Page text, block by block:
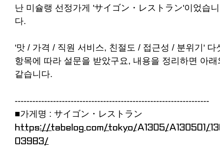
난 미슐랭 선정가게 'サイゴン・レストラン'이었습니
다.
'맛 / 가격 / 직원 서비스, 친절도 / 접근성 / 분위기' 다
항목에 따라 설문을 받았구요, 내용을 정리하면 아래
같습니다.
------------------------------------------------------------------
■가게명 : サイゴン・レストラン
https://tabelog.com/tokyo/A1305/A130501/
03983/